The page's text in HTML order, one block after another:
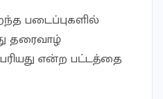
படைப்புகளில்
தரைவாழ்
என்ற பட்டத்தை